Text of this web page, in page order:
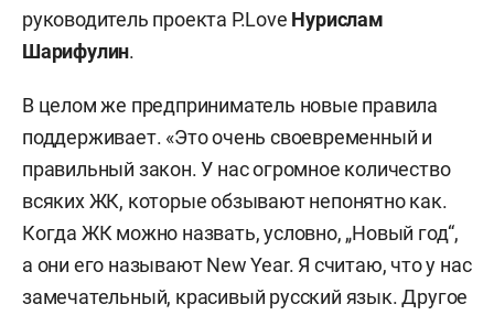
руководитель проекта P.Lоve Нурислам
Шарифулин.
В целом же предприниматель новые правила
поддерживает. «Это очень своевременный и
правильный закон. У нас огромное количество
всяких ЖК, которые обзывают непонятно как.
Когда ЖК можно назвать, условно, „Новый год“,
а они его называют New Year. Я считаю, что у нас
замечательный, красивый русский язык. Другое